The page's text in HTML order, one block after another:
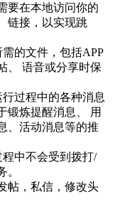
要在本地访问你的
链接，以实现跳
的文件，包括APP
、 语音或分享时保
过程中的各种消息
锻炼提醒消息、 用
、活动消息等的推
中不会受到拨打/
。
帖，私信，修改头